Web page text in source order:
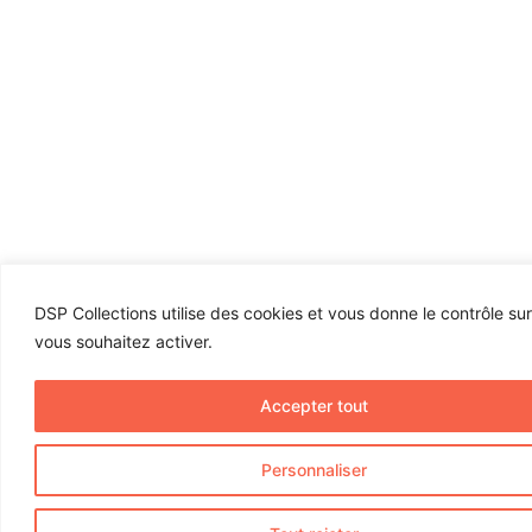
DSP Collections utilise des cookies et vous donne le contrôle
vous souhaitez activer.
Personnaliser
Accepter tout